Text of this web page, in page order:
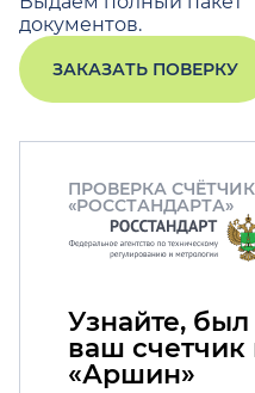
документов.
ЗАКАЗАТЬ ПОВЕРКУ
ПРОВЕРКА
«РОССТАНДАРТА»
Узнайте,
ваш счетчик
«Аршин»